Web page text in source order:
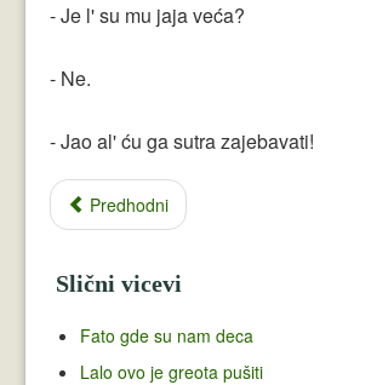
- Je l' su mu jaja veća?
- Ne.
- Jao al' ću ga sutra zajebavati!
Predhodni
Slični vicevi
Fato gde su nam deca
Lalo ovo je greota pušiti